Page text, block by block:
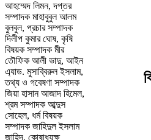
আহম্মেদ লিমন, দপ্তর
সম্পাদক মাহাবুবুল আলম
বুলবুল, প্রচার সম্পাদক
দিলীপ কুমার ঘোষ, কৃষি
বিষয়ক সম্পাদক মীর
তৌফিক আলী ভাদু, আইন
এ্যাড. মুসাব্বিরুল ইসলাম,
তথ্য ও গবেষণা সম্পাদক
জিয়া হাসান আজাদ হিমেল,
শ্রম সম্পাদক আব্দুস
সোহেল, ধর্ম বিষয়ক
সম্পাদক জাহিদুল ইসলাম
জাহিদ, কোষাধ্যক্ষ